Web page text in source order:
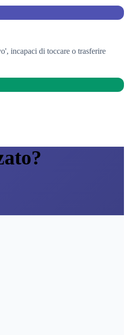
incapaci di toccare o trasferire